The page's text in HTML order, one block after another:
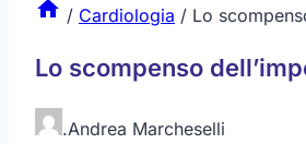
/ Cardiologia / Lo
Lo scompenso
.Andrea Marcheselli